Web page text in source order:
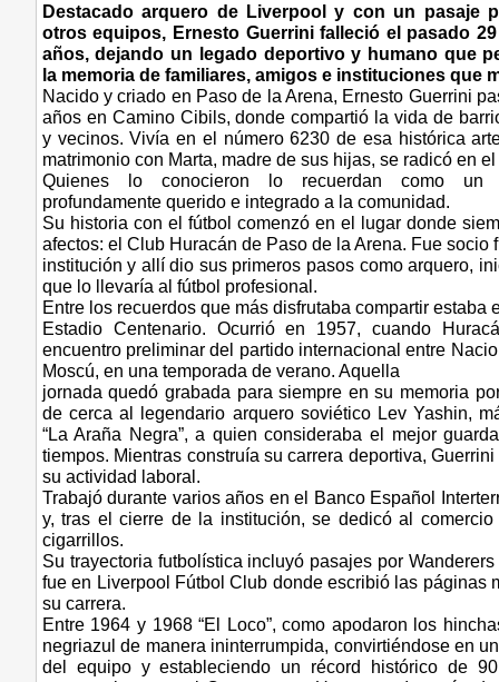
Destacado arquero de Liverpool y con un pasaje
otros equipos, Ernesto Guerrini falleció el pasado
años, dejando un legado deportivo y humano que
la memoria de familiares, amigos e instituciones que
Nacido y criado en Paso de la Arena, Ernesto Guerrini
años en Camino Cibils, donde compartió la vida de
y vecinos. Vivía en el número 6230 de esa histórica
matrimonio con Marta, madre de sus hijas, se radicó en
Quienes lo conocieron lo recuerdan como un
profundamente querido e integrado a la comunidad.
Su historia con el fútbol comenzó en el lugar donde
afectos: el Club Huracán de Paso de la Arena. Fue socio
institución y allí dio sus primeros pasos como arquero,
que lo llevaría al fútbol profesional.
Entre los recuerdos que más disfrutaba compartir estaba
Estadio Centenario. Ocurrió en 1957, cuando
encuentro preliminar del partido internacional entre
Moscú, en una temporada de verano. Aquella
jornada quedó grabada para siempre en su memoria
de cerca al legendario arquero soviético Lev Yashin,
“La Araña Negra”, a quien consideraba el mejor
tiempos. Mientras construía su carrera deportiva,
su actividad laboral.
Trabajó durante varios años en el Banco Español
y, tras el cierre de la institución, se dedicó al
cigarrillos.
Su trayectoria futbolística incluyó pasajes por
fue en Liverpool Fútbol Club donde escribió las páginas
su carrera.
Entre 1964 y 1968 “El Loco”, como apodaron los
negriazul de manera ininterrumpida, convirtiéndose en
del equipo y estableciendo un récord histórico de